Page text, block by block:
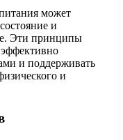
может
и
Эти принципы
и поддерживать
и